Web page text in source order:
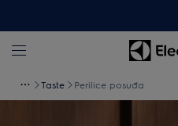
Taste Perilice posuđa